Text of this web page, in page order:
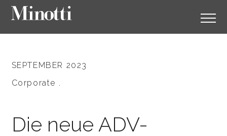
SEPTEMBER 2023
Corporate .
Die neue ADV-